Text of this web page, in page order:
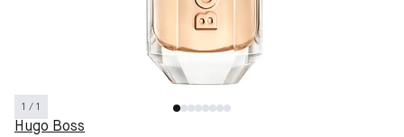
1 / 1
Hugo Boss